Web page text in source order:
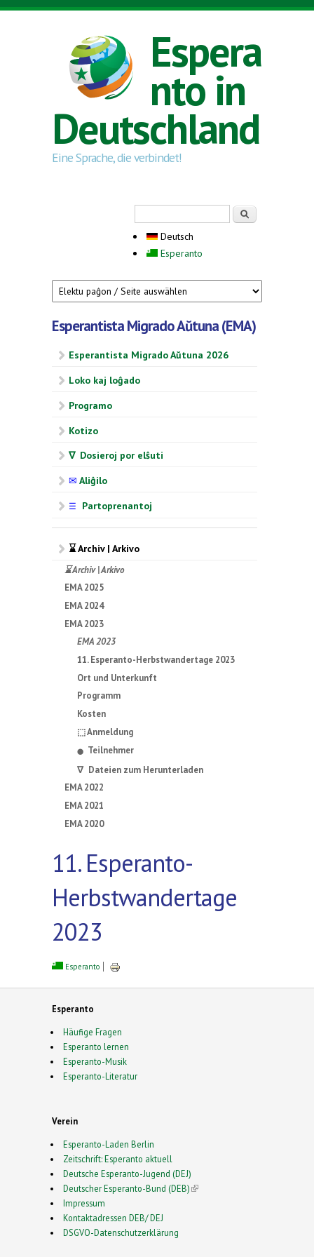
Direkt zum Inhalt
Espera
nto in
Deutschland
Eine Sprache, die verbindet!
Deutsch
Esperanto
Esperantista Migrado Aŭtuna (EMA)
Esperantista Migrado Aŭtuna 2026
Loko kaj loĝado
Programo
Kotizo
∇ Dosieroj por elŝuti
✉ Aliĝilo
☰ Partoprenantoj
⌛ Archiv | Arkivo
⌛ Archiv | Arkivo
EMA 2025
EMA 2024
EMA 2023
EMA 2023
11. Esperanto-Herbstwandertage 2023
Ort und Unterkunft
Programm
Kosten
⬚ Anmeldung
⬤
Teilnehmer
∇ Dateien zum Herunterladen
EMA 2022
EMA 2021
EMA 2020
11. Esperanto-
Herbstwandertage
2023
Esperanto
Esperanto
Häufige Fragen
Esperanto lernen
Esperanto-Musik
Esperanto-Literatur
Verein
Esperanto-Laden Berlin
Zeitschrift: Esperanto aktuell
Deutsche Esperanto-Jugend (DEJ)
Deutscher Esperanto-Bund (DEB)(link is external)
Impressum
Kontaktadressen DEB/ DEJ
DSGVO-Datenschutzerklärung